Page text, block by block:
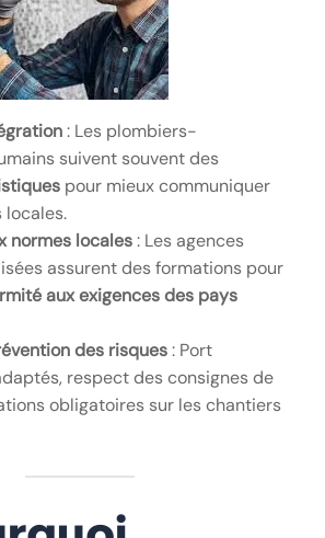
: Les plombiers-
suivent souvent des
pour mieux communiquer
locales.
normes locales: Les agences
assurent des formations pour
aux exigences des pays
des risques: Port
respect des consignes de
obligatoires sur les chantiers